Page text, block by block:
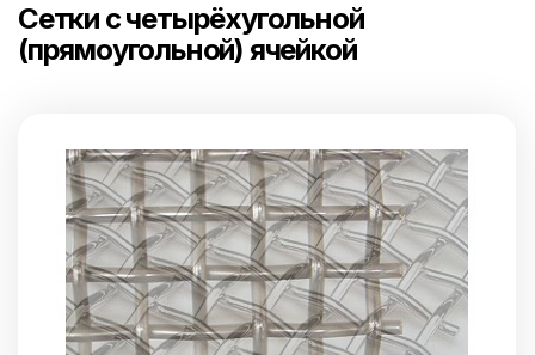
Сетки с четырёхугольной
(прямоугольной) ячейкой